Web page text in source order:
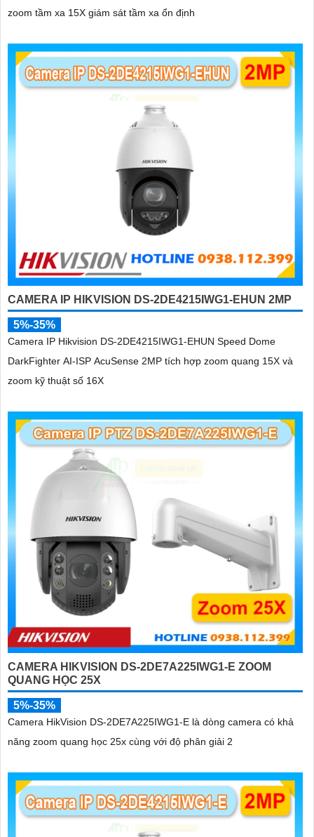
zoom tầm xa 15X giám sát tầm xa ổn định
CAMERA IP HIKVISION DS-2DE4215IWG1-EHUN 2MP
5%-35%
Camera IP Hikvision DS-2DE4215IWG1-EHUN Speed Dome
DarkFighter AI-ISP AcuSense 2MP tích hợp zoom quang 15X và
zoom kỹ thuật số 16X
CAMERA HIKVISION DS-2DE7A225IWG1-E ZOOM
QUANG HỌC 25X
5%-35%
Camera HikVision DS-2DE7A225IWG1-E là dòng camera có khả
năng zoom quang học 25x cùng với độ phân giải 2